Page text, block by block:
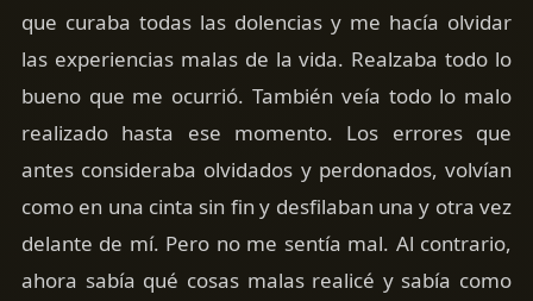
que curaba todas las dolencias y me hacía olvidar
las experiencias malas de la vida. Realzaba todo lo
bueno que me ocurrió. También veía todo lo malo
realizado hasta ese momento. Los errores que
antes consideraba olvidados y perdonados, volvían
como en una cinta sin fin y desfilaban una y otra vez
delante de mí. Pero no me sentía mal. Al contrario,
ahora sabía qué cosas malas realicé y sabía como